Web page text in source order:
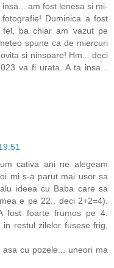
am fost lenesa si mi-
Duminica a fost
ba chiar am vazut pe
spune ca de miercuri
si ninsoare! Hm... deci
va fi urata. A ta insa...
cativa ani ne alegeam
mi s-a parut mai usor sa
ideea cu Baba care sa
e pe 22.. deci 2+2=4).
fost foarte frumos pe 4.
restul zilelor fusese frig,
cu pozele... uneori ma